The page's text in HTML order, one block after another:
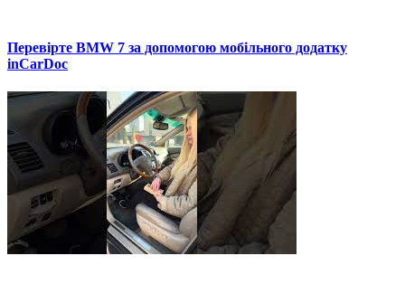
Перевірте BMW 7 за допомогою мобільного додатку
inCarDoc